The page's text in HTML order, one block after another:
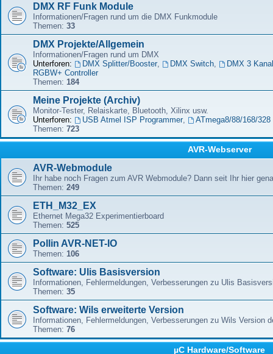
DMX RF Funk Module
Informationen/Fragen rund um die DMX Funkmodule
Themen: 33
DMX Projekte/Allgemein
Informationen/Fragen rund um DMX
Unterforen:
DMX Splitter/Booster, DMX Switch,
DMX 3
RGBW+ Controller
Themen: 184
Meine Projekte (Archiv)
Monitor-Tester, Relaiskarte, Bluetooth, Xilinx usw.
Unterforen:
USB Atmel ISP Programmer,
ATmega8/88/168/
Themen: 723
AVR-Webserver
AVR-Webmodule
Ihr habe noch Fragen zum AVR Webmodule? Dann seit Ihr hier
Themen: 249
ETH_M32_EX
Ethernet Mega32 Experimentierboard
Themen: 525
Pollin AVR-NET-IO
Themen: 106
Software: Ulis Basisversion
Informationen, Fehlermeldungen, Verbesserungen zu Ulis
Themen: 35
Software: Wils erweiterte Version
Informationen, Fehlermeldungen, Verbesserungen zu Wils Version
Themen: 76
µC Hardware/Software